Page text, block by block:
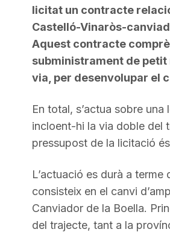
o
licitat un contracte
Castelló-Vinaròs-
Aquest contracte
subministrament de petit
via, per desenvolupar el
En total, s’actua sobre
incloent-hi la via doble del
pressupost de la licitació
L’actuació es durà a
consisteix en el canvi
Canviador de la Boella.
del trajecte, tant a la